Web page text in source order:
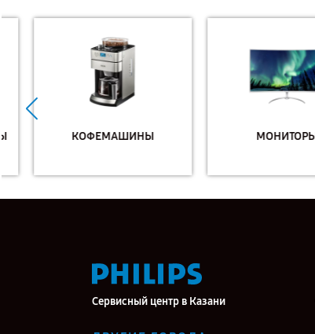
КОФЕМАШИНЫ МОНИТОРЫ
Сервисный центр в Казани